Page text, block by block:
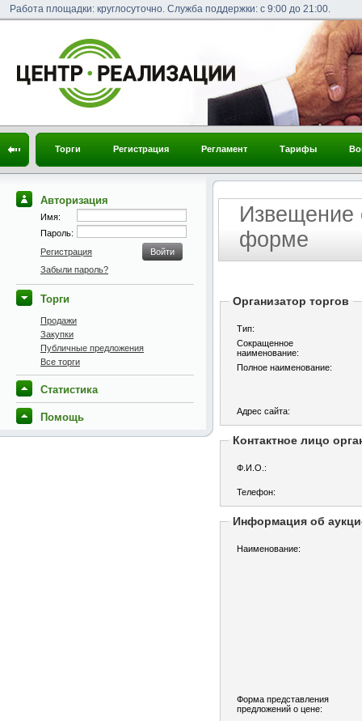
Работа площадки: круглосуточно. Служба поддержки: с 9:00 до 21:00.
Торги Регистрация Регламент Тарифы
Авторизация
Имя:
Пароль:
Регистрация
Забыли пароль?
Торги
Продажи
Закупки
Публичные предложения
Все торги
Статистика
Помощь
Извещение
форме
Организатор торгов
Тип:
Сокращенное
наименование:
Полное наименование:
Адрес сайта:
Контактное лицо
Ф.И.О.:
Телефон:
Информация об
Наименование:
Форма представления
предложений о цене: